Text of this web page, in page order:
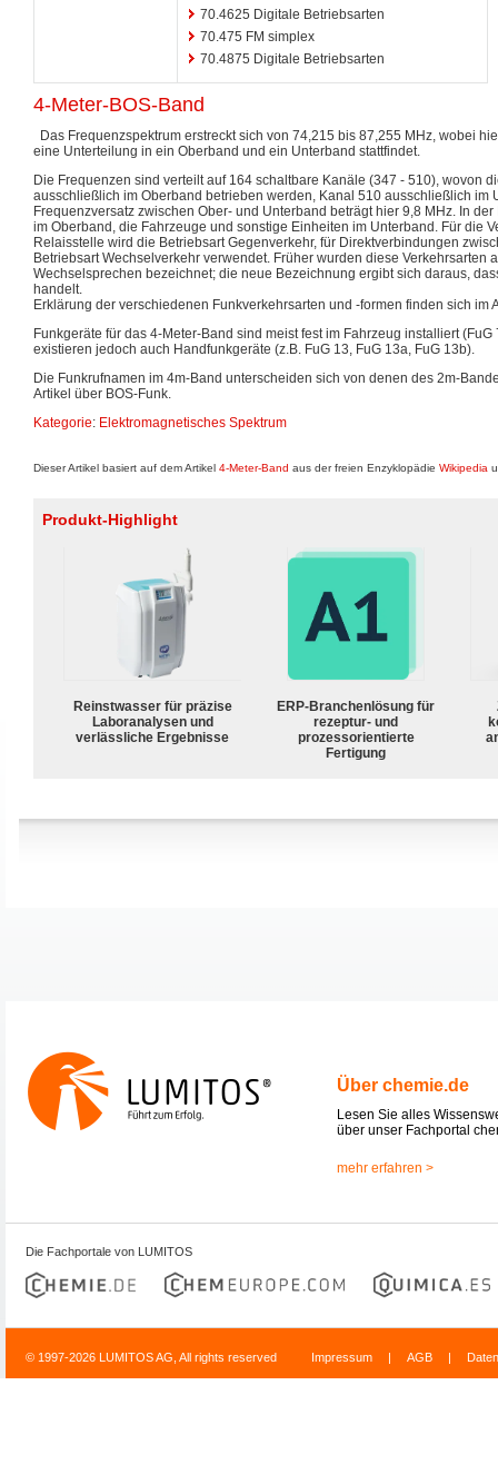
70.4625 Digitale Betriebsarten
70.475 FM simplex
70.4875 Digitale Betriebsarten
4-Meter-BOS-Band
Das Frequenzspektrum erstreckt sich von 74,215 bis 87,255 MHz, wobei
eine Unterteilung in ein Oberband und ein Unterband stattfindet.
Die Frequenzen sind verteilt auf 164 schaltbare Kanäle (347 - 510), wovon
ausschließlich im Oberband betrieben werden, Kanal 510 ausschließlich im
Frequenzversatz zwischen Ober- und Unterband beträgt hier 9,8 MHz. In
im Oberband, die Fahrzeuge und sonstige Einheiten im Unterband. Für die
Relaisstelle wird die Betriebsart Gegenverkehr, für Direktverbindungen
Betriebsart Wechselverkehr verwendet. Früher wurden diese Verkehrsarten
Wechselsprechen bezeichnet; die neue Bezeichnung ergibt sich daraus,
handelt.
Erklärung der verschiedenen Funkverkehrsarten und -formen finden sich im
Funkgeräte für das 4-Meter-Band sind meist fest im Fahrzeug installiert (FuG
existieren jedoch auch Handfunkgeräte (z.B. FuG 13, FuG 13a, FuG 13b).
Die Funkrufnamen im 4m-Band unterscheiden sich von denen des 2m-
Artikel über BOS-Funk.
Kategorie: Elektromagnetisches Spektrum
Dieser Artikel basiert auf dem Artikel 4-Meter-Band aus der freien Enzyklopädie Wikipedia
Produkt-Highlight
Reinstwasser für präzise
Laboranalysen und
verlässliche Ergebnisse
ERP-Branchenlösung für
rezeptur- und
prozessorientierte
Fertigung
Über chemie.de
Lesen Sie alles
über unser Fachportal
mehr erfahren >
Die Fachportale von LUMITOS
© 1997-2026 LUMITOS AG, All rights reserved Impressum | AGB |